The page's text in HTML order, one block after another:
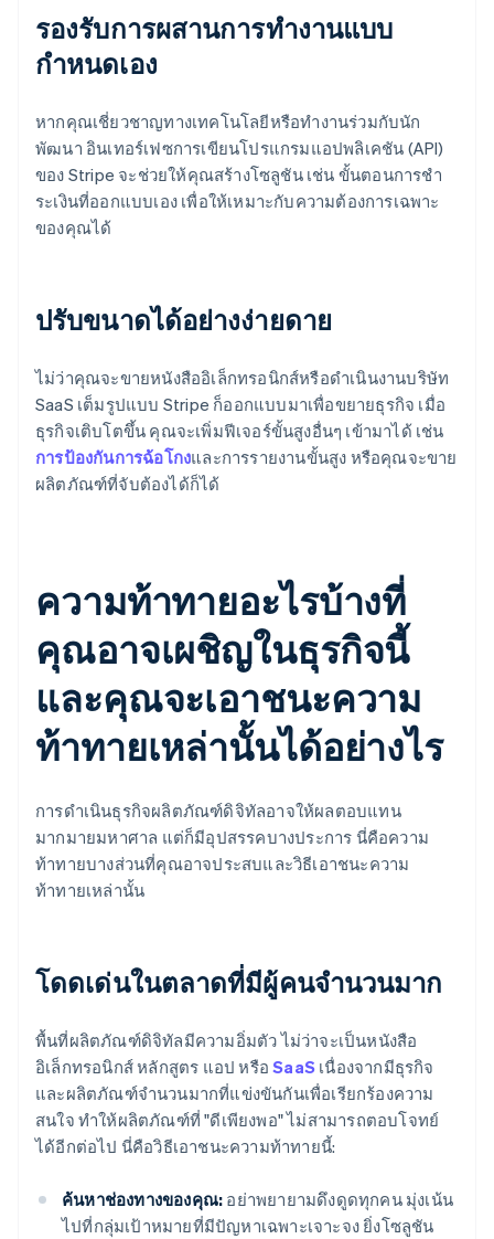
รองรับการผสานการทํางานแบบ
กำหนดเอง
หากคุณเชี่ยวชาญทางเทคโนโลยีหรือทํางานร่วมกับนัก
พัฒนา อินเทอร์เฟซการเขียนโปรแกรมแอปพลิเคชัน (API)
ของ Stripe จะช่วยให้คุณสร้างโซลูชัน เช่น ขั้นตอนการชํา
ระเงินที่ออกแบบเอง เพื่อให้เหมาะกับความต้องการเฉพาะ
ของคุณได้
ปรับขนาดได้อย่างง่ายดาย
ไม่ว่าคุณจะขายหนังสืออิเล็กทรอนิกส์หรือดําเนินงานบริษัท
SaaS เต็มรูปแบบ Stripe ก็ออกแบบมาเพื่อขยายธุรกิจ เมื่อ
ธุรกิจเติบโตขึ้น คุณจะเพิ่มฟีเจอร์ขั้นสูงอื่นๆ เข้ามาได้ เช่น
การป้องกันการฉ้อโกงและการรายงานขั้นสูง หรือคุณจะขาย
ผลิตภัณฑ์ที่จับต้องได้ก็ได้
ความท้าทายอะไรบ้างที่
คุณอาจเผชิญในธุรกิจนี้
และคุณจะเอาชนะความ
ท้าทายเหล่านั้นได้อย่างไร
การดำเนินธุรกิจผลิตภัณฑ์ดิจิทัลอาจให้ผลตอบแทน
มากมายมหาศาล แต่ก็มีอุปสรรคบางประการ นี่คือความ
ท้าทายบางส่วนที่คุณอาจประสบและวิธีเอาชนะความ
ท้าทายเหล่านั้น
โดดเด่นในตลาดที่มีผู้คนจํานวนมาก
พื้นที่ผลิตภัณฑ์ดิจิทัลมีความอิ่มตัว ไม่ว่าจะเป็นหนังสือ
อิเล็กทรอนิกส์ หลักสูตร แอป หรือSaaS เนื่องจากมีธุรกิจ
และผลิตภัณฑ์จำนวนมากที่แข่งขันกันเพื่อเรียกร้องความ
สนใจ ทำให้ผลิตภัณฑ์ที่ "ดีเพียงพอ" ไม่สามารถตอบโจทย์
ได้อีกต่อไป นี่คือวิธีเอาชนะความท้าทายนี้:
ค้นหาช่องทางของคุณ: อย่าพยายามดึงดูดทุกคน มุ่งเน้น
ไปที่กลุ่มเป้าหมายที่มีปัญหาเฉพาะเจาะจง ยิ่งโซลูชัน